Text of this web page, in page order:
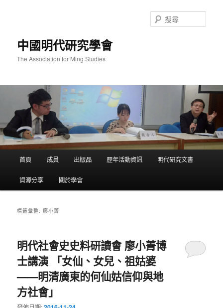
中國明代研究學會
The Association for Ming Studies
尋
首頁 成員 出版品 歷年活動資訊 明代研究文書
資源分享 關於學會
標籤彙整: 廖小菁
明代社會史史料研讀會 廖小菁博
士講演 「女仙、女兒、祖姑婆
——明清廣東的何仙姑信仰與地
方社會」